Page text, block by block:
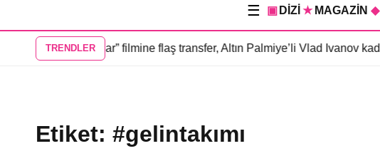
☰ ▣ DİZİ ★ MAGAZİN ◆
TRENDLER
İnsanlar” filmine flaş transfer, Altın Palmiye’li Vlad Ivanov kadroda•
Etiket: #gelintakımı